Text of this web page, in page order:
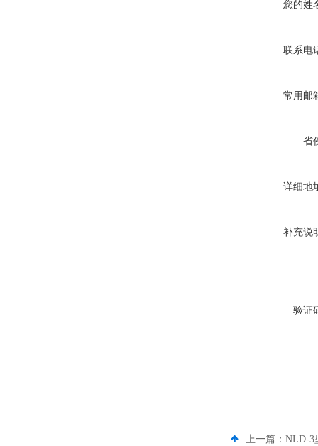
您的姓
联系电
常用邮
省
详细地
补充说
验证
上一篇： NLD-3